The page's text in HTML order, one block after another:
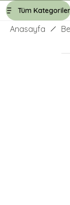
Tüm Kategoriler
Anasayfa